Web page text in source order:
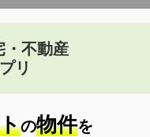
・不動産
リ
の物件を